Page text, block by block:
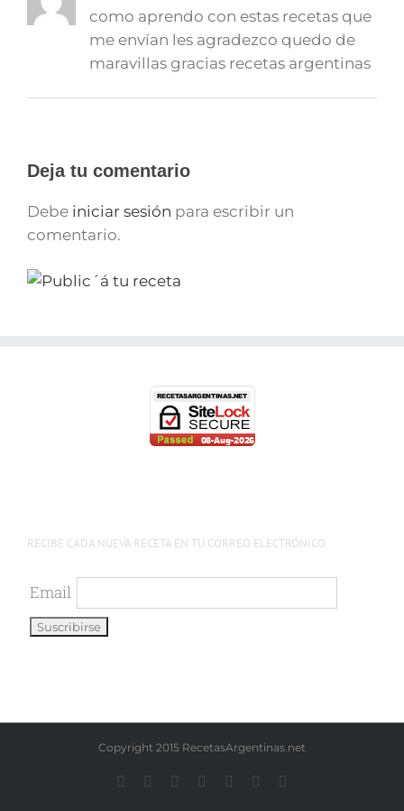
como aprendo con estas recetas que
me envían les agradezco quedo de
maravillas gracias recetas argentinas
Deja tu comentario
Debe iniciar sesión para escribir un
comentario.
RECIBE CADA NUEVA RECETA EN TU CORREO ELECTRÓNICO.
Email
Copyright 2015 RecetasArgentinas.net
FacebookInstagramYouTubeLinkedIn Pinterest